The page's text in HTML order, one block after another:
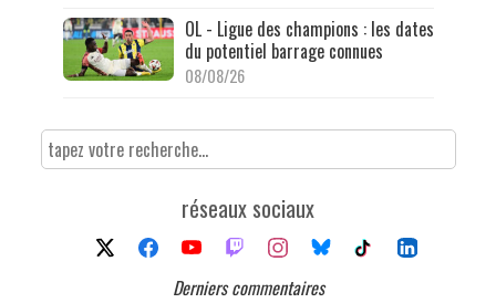
OL - Ligue des champions : les dates
du potentiel barrage connues
08/08/26
réseaux sociaux
Derniers commentaires